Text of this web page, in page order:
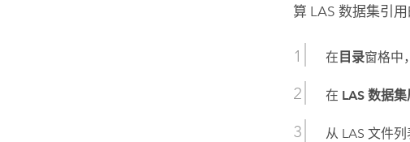
算 LAS 数据集引
在 目录窗格中
在 LAS 数据
从 LAS 文件